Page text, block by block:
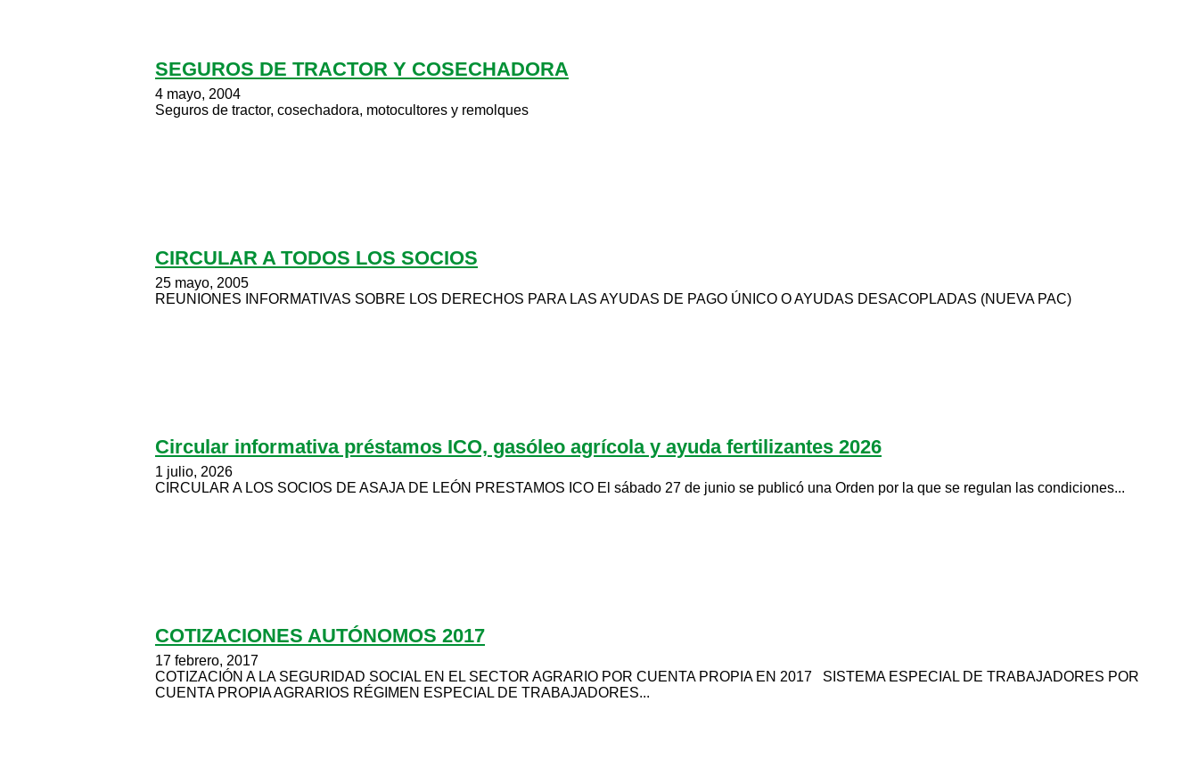
SEGUROS DE TRACTOR Y COSECHADORA
4 mayo, 2004
Seguros de tractor, cosechadora, motocultores y remolques
CIRCULAR A TODOS LOS SOCIOS
25 mayo, 2005
REUNIONES INFORMATIVAS SOBRE LOS DERECHOS PARA LAS AYUDAS DE PAGO ÚNICO O AYUDAS DESACOPLADAS (NUEVA PAC)
Circular informativa préstamos ICO, gasóleo agrícola y ayuda fertilizantes 2026
1 julio, 2026
CIRCULAR A LOS SOCIOS DE ASAJA DE LEÓN PRESTAMOS ICO El sábado 27 de junio se publicó una Orden por la que se regulan las condiciones...
COTIZACIONES AUTÓNOMOS 2017
17 febrero, 2017
COTIZACIÓN A LA SEGURIDAD SOCIAL EN EL SECTOR AGRARIO POR CUENTA PROPIA EN 2017 SISTEMA ESPECIAL DE TRABAJADORES POR
CUENTA PROPIA AGRARIOS RÉGIMEN ESPECIAL DE TRABAJADORES...